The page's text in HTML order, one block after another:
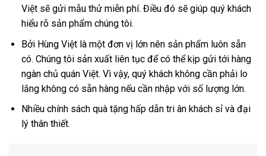
Việt sẽ gửi mẫu thử miễn phí. Điều đó sẽ giúp quý khách
hiểu rõ sản phẩm chúng tôi.
Bởi Hùng Việt là một đơn vị lớn nên sản phẩm luôn sẵn
có. Chúng tôi sản xuất liên tục để có thể kịp gửi tới hàng
ngàn chủ quán Việt. Vì vậy, quý khách không cần phải lo
lắng không có sẵn hàng nếu cần nhập với số lượng lớn.
Nhiều chính sách quà tặng hấp dẫn tri ân khách sỉ và đại
lý thân thiết.